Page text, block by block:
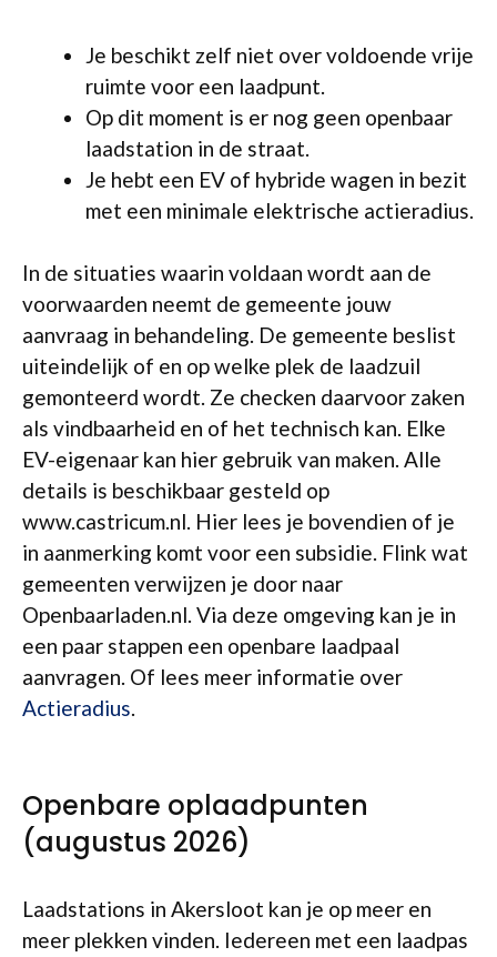
Je beschikt zelf niet over voldoende vrije
ruimte voor een laadpunt.
Op dit moment is er nog geen openbaar
laadstation in de straat.
Je hebt een EV of hybride wagen in bezit
met een minimale elektrische actieradius.
In de situaties waarin voldaan wordt aan de
voorwaarden neemt de gemeente jouw
aanvraag in behandeling. De gemeente beslist
uiteindelijk of en op welke plek de laadzuil
gemonteerd wordt. Ze checken daarvoor zaken
als vindbaarheid en of het technisch kan. Elke
EV-eigenaar kan hier gebruik van maken. Alle
details is beschikbaar gesteld op
www.castricum.nl. Hier lees je bovendien of je
in aanmerking komt voor een subsidie. Flink wat
gemeenten verwijzen je door naar
Openbaarladen.nl. Via deze omgeving kan je in
een paar stappen een openbare laadpaal
aanvragen. Of lees meer informatie over
Actieradius.
Openbare oplaadpunten
(augustus 2026)
Laadstations in Akersloot kan je op meer en
meer plekken vinden. Iedereen met een laadpas